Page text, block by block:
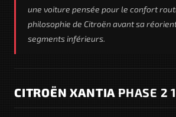
une voiture pensée pour le confort
philosophie de Citroën avant sa
segments inférieurs.
CITROËN XANTIA PHASE 2